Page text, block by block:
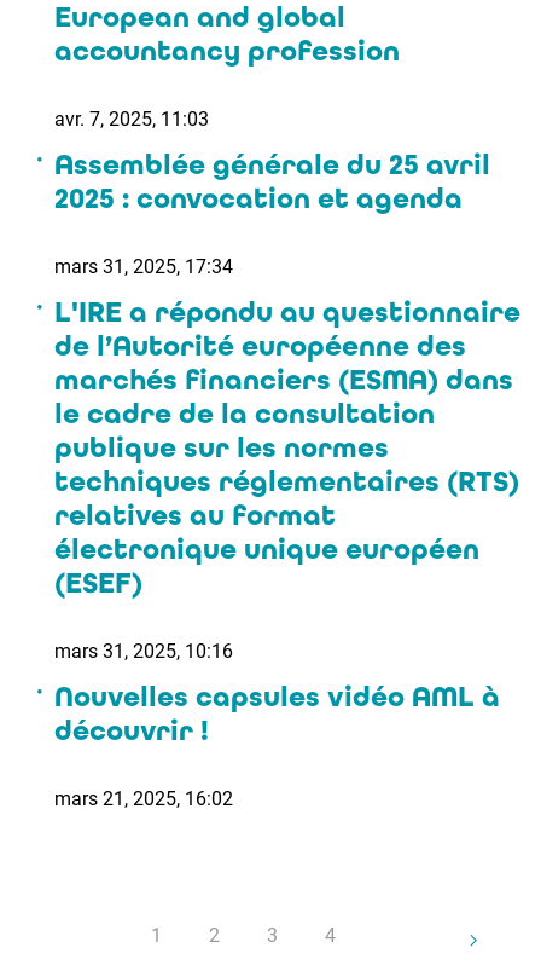
European and global
accountancy profession
avr. 7, 2025, 11:03
Assemblée générale du 25 avril
2025 : convocation et agenda
mars 31, 2025, 17:34
L'IRE a répondu au questionnaire
de l’Autorité européenne des
marchés financiers (ESMA) dans
le cadre de la consultation
publique sur les normes
techniques réglementaires (RTS)
relatives au format
électronique unique européen
(ESEF)
mars 31, 2025, 10:16
Nouvelles capsules vidéo AML à
découvrir !
mars 21, 2025, 16:02
1 2 3 4